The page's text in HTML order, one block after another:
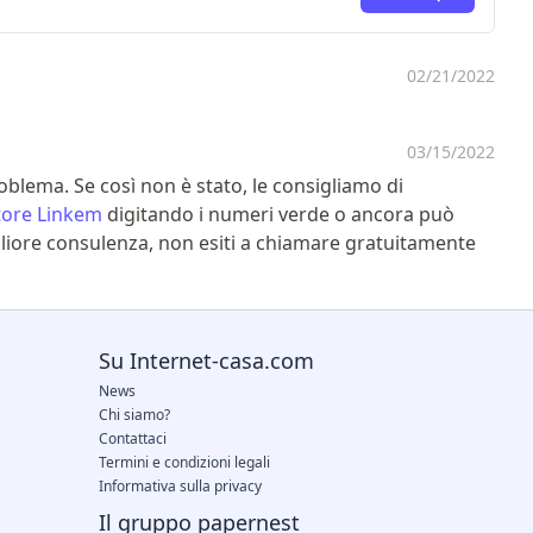
02/21/2022
03/15/2022
Se così non è stato, le consigliamo di
Linkem digitando i numeri verde o ancora può
consulenza, non esiti a chiamare gratuitamente
Su Internet-casa.com
News
Chi siamo?
Contattaci
Termini e condizioni legali
Informativa sulla privacy
Il gruppo papernest